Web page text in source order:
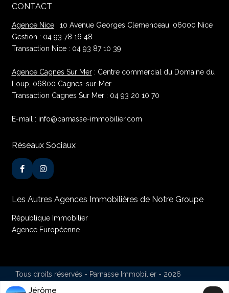
CONTACT
Agence Nice: 10 Avenue Georges Clemenceau, 06000 Nice
Gestion : 04 93 78 16 48
Transaction Nice : 04 93 87 10 39
Agence Cagnes Sur Mer: Centre commercial du Domaine du
Loup, 06800 Cagnes-sur-Mer
Transaction Cagnes Sur Mer : 04 93 20 10 70
E-mail : info@parnasse-immobilier.com
Réseaux Sociaux
Les Autres Agences Immobilières de Notre Groupe
République Immobilier
Agence Européenne
Tous droits réservés - Parnasse Immobilier - 2026
Mentions Légales
Jérôme